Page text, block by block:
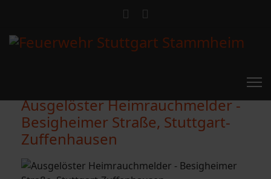
Ausgelöster Heimrauchmelder -
Besigheimer Straße, Stuttgart-
Zuffenhausen